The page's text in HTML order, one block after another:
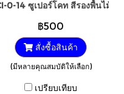
0-14 ซูเปอร์โคท สีรองพื้นไม้กั
฿500
สั่งซื้อสินค้า
(มีหลายคุณสมบัติให้เลือก)
เปรียบเทียบ